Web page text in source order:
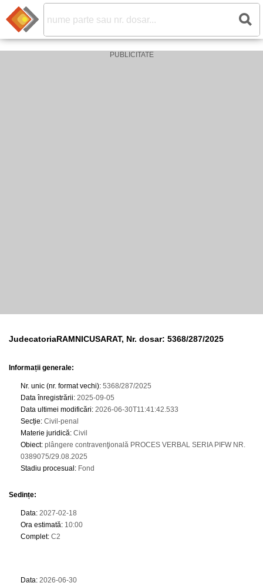
JudecatoriaRAMNICUSARAT, Nr. dosar: 5368/287/2025
Informații generale:
Nr. unic (nr. format vechi): 5368/287/2025
Data înregistrării: 2025-09-05
Data ultimei modificări: 2026-06-30T11:41:42.533
Secție: Civil-penal
Materie juridică: Civil
Obiect: plângere contravenţională PROCES VERBAL SERIA PIFW NR.
0389075/29.08.2025
Stadiu procesual : Fond
Sedințe:
Data: 2027-02-18
Ora estimată: 10:00
Complet: C2
Data: 2026-06-30